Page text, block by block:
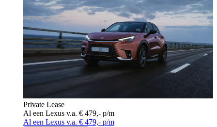
Private Lease
Al een Lexus v.a. € 479,- p/m
Al een Lexus v.a. € 479,- p/m